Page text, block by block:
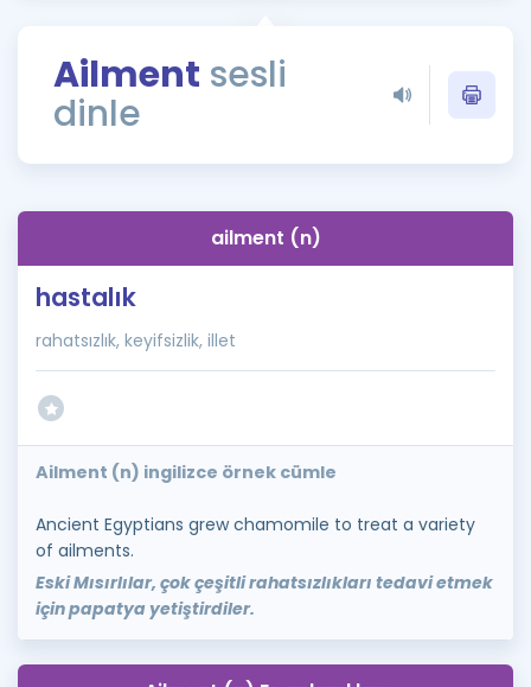
Rehberlik Aracı
ÖSYM Sınav Takvimi
İngilizce Gramer
Ailment sesli
dinle
ailment (n)
hastalık
rahatsızlık, keyifsizlik, illet
Ailment (n) ingilizce örnek cümle
Ancient Egyptians grew chamomile to treat a variety
of ailments.
Eski Mısırlılar, çok çeşitli rahatsızlıkları tedavi etmek
için papatya yetiştirdiler.